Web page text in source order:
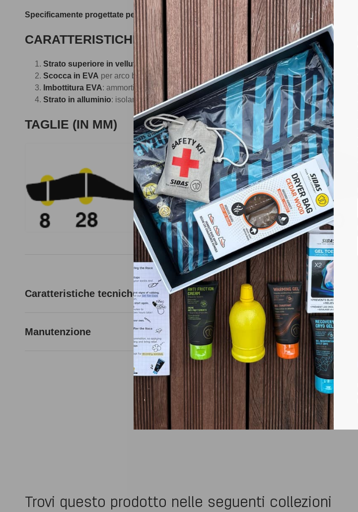
Specificamente progettate per piedi piatti in cerca di comfort e stabilità.
CARATTERISTICHE TECNICHE
Strato superiore in velluto : comfort e durata
Scocca in EVA per arco basso: supporto
Imbottitura EVA: ammortizzazione
Strato in alluminio: isolamento
TAGLIE (IN MM)
Caratteristiche tecniche
Manutenzione
Trovi questo prodotto nelle seguenti collezioni